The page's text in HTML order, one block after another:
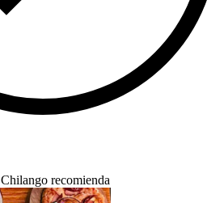
Chilango recomienda